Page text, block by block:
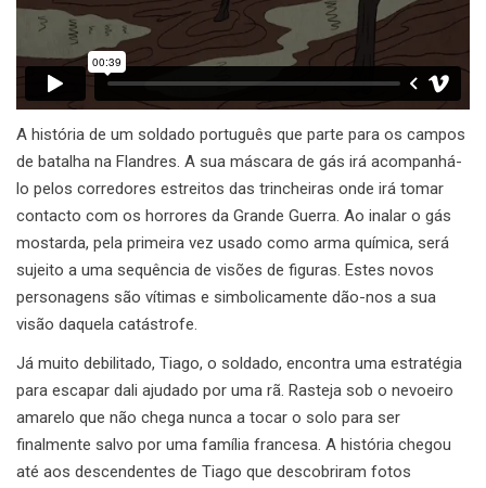
A história de um soldado português que parte para os campos
de batalha na Flandres. A sua máscara de gás irá acompanhá-
lo pelos corredores estreitos das trincheiras onde irá tomar
contacto com os horrores da Grande Guerra. Ao inalar o gás
mostarda, pela primeira vez usado como arma química, será
sujeito a uma sequência de visões de figuras. Estes novos
personagens são vítimas e simbolicamente dão-nos a sua
visão daquela catástrofe.
Já muito debilitado, Tiago, o soldado, encontra uma estratégia
para escapar dali ajudado por uma rã. Rasteja sob o nevoeiro
amarelo que não chega nunca a tocar o solo para ser
finalmente salvo por uma família francesa. A história chegou
até aos descendentes de Tiago que descobriram fotos